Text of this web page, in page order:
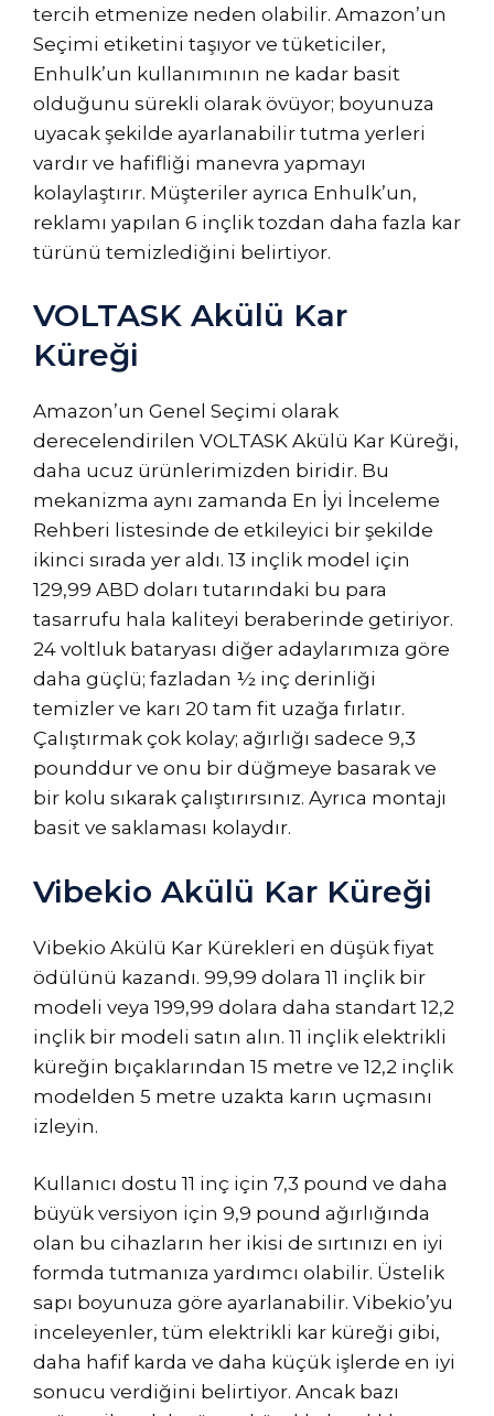
tercih etmenize neden olabilir. Amazon’un
Seçimi etiketini taşıyor ve tüketiciler,
Enhulk’un kullanımının ne kadar basit
olduğunu sürekli olarak övüyor; boyunuza
uyacak şekilde ayarlanabilir tutma yerleri
vardır ve hafifliği manevra yapmayı
kolaylaştırır. Müşteriler ayrıca Enhulk’un,
reklamı yapılan 6 inçlik tozdan daha fazla kar
türünü temizlediğini belirtiyor.
VOLTASK Akülü Kar
Küreği
Amazon’un Genel Seçimi olarak
derecelendirilen VOLTASK Akülü Kar Küreği,
daha ucuz ürünlerimizden biridir. Bu
mekanizma aynı zamanda En İyi İnceleme
Rehberi listesinde de etkileyici bir şekilde
ikinci sırada yer aldı. 13 inçlik model için
129,99 ABD doları tutarındaki bu para
tasarrufu hala kaliteyi beraberinde getiriyor.
24 voltluk bataryası diğer adaylarımıza göre
daha güçlü; fazladan ½ inç derinliği
temizler ve karı 20 tam fit uzağa fırlatır.
Çalıştırmak çok kolay; ağırlığı sadece 9,3
pounddur ve onu bir düğmeye basarak ve
bir kolu sıkarak çalıştırırsınız. Ayrıca montajı
basit ve saklaması kolaydır.
Vibekio Akülü Kar Küreği
Vibekio Akülü Kar Kürekleri en düşük fiyat
ödülünü kazandı. 99,99 dolara 11 inçlik bir
modeli veya 199,99 dolara daha standart 12,2
inçlik bir modeli satın alın. 11 inçlik elektrikli
küreğin bıçaklarından 15 metre ve 12,2 inçlik
modelden 5 metre uzakta karın uçmasını
izleyin.
Kullanıcı dostu 11 inç için 7,3 pound ve daha
büyük versiyon için 9,9 pound ağırlığında
olan bu cihazların her ikisi de sırtınızı en iyi
formda tutmanıza yardımcı olabilir. Üstelik
sapı boyunuza göre ayarlanabilir. Vibekio’yu
inceleyenler, tüm elektrikli kar küreği gibi,
daha hafif karda ve daha küçük işlerde en iyi
sonucu verdiğini belirtiyor. Ancak bazı